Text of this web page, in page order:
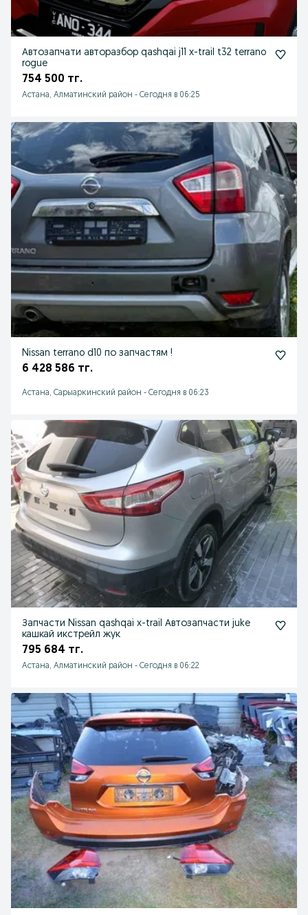
Автозапчати авторазбор qashqai j11 x-trail t32 terrano
rogue
754 500 тг.
Астана, Алматинский район - Сегодня в 06:25
Nissan terrano d10 по запчастям !
6 428 586 тг.
Астана, Сарыаркинский район - Сегодня в 06:23
Запчасти Nissan qashqai x-trail Автозапчасти juke
кашкай икстрейл жук
795 684 тг.
Астана, Алматинский район - Сегодня в 06:22